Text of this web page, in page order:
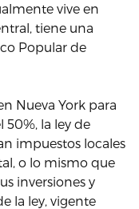
vive en
tiene una
Popular de
Nueva York para
la ley de
impuestos locales
o lo mismo que
inversiones y
la ley, vigente